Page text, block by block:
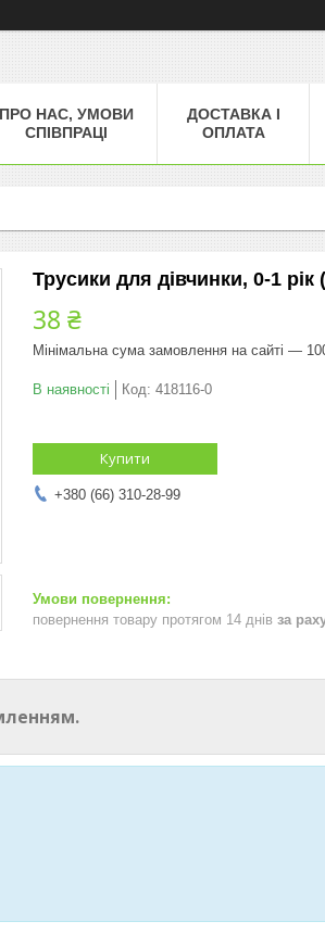
ПРО НАС, УМОВИ
СПІВПРАЦІ
ДОСТАВКА І
ОПЛАТА
Трусики для дівчинки, 0-1 рік
38 ₴
Мінімальна сума замовлення на сайті —
В наявності Код: 418116-0
Купити
+380 (66) 310-28-99
повернення товару протягом 14 днів за